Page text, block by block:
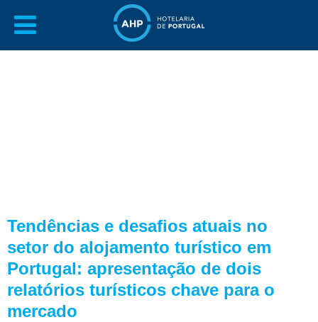
Tendências e desafios atuais no
setor do alojamento turístico em
Portugal: apresentação de dois
relatórios turísticos chave para o
mercado